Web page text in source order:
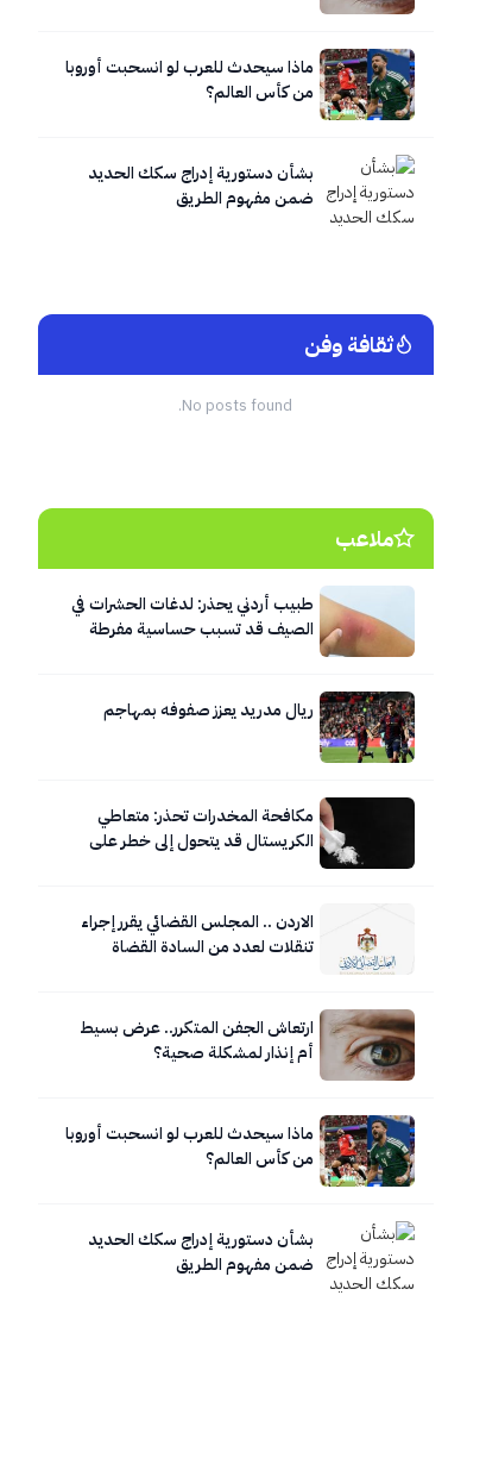
ماذا سيحدث للعرب لو انسحبت أوروبا
من كأس العالم؟
بشأن دستورية إدراج سكك الحديد
ضمن مفهوم الطريق
ثقافة وفن
No posts found.
ملاعب
طبيب أردني يحذر: لدغات الحشرات في
الصيف قد تسبب حساسية مفرطة
ريال مدريد يعزز صفوفه بمهاجم
مكافحة المخدرات تحذر: متعاطي
الكريستال قد يتحول إلى خطر على
الاردن .. المجلس القضائي يقرر إجراء
تنقلات لعدد من السادة القضاة
ارتعاش الجفن المتكرر.. عرض بسيط
أم إنذار لمشكلة صحية؟
ماذا سيحدث للعرب لو انسحبت أوروبا
من كأس العالم؟
بشأن دستورية إدراج سكك الحديد
ضمن مفهوم الطريق